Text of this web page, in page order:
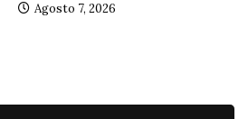
Agosto 7, 2026